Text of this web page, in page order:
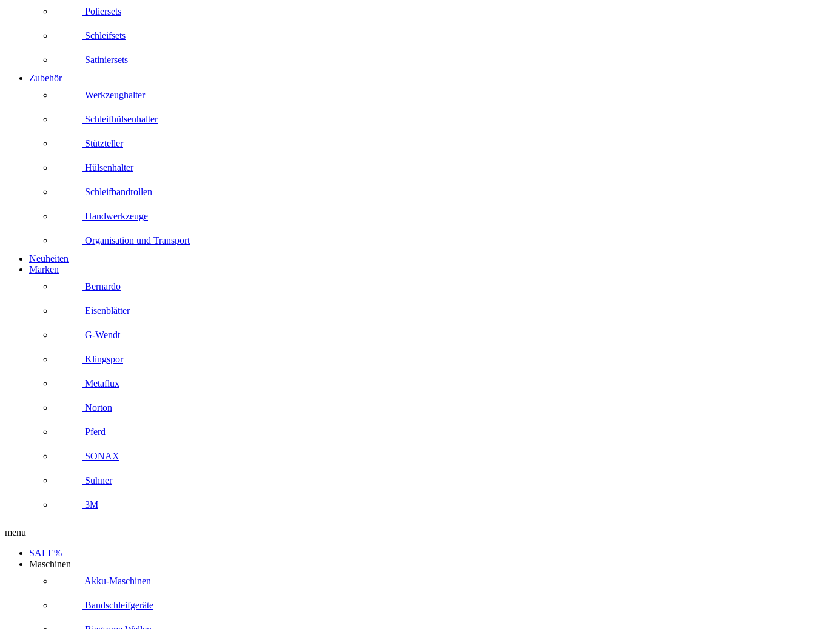
Poliersets
Schleifsets
Satiniersets
Zubehör
Werkzeughalter
Schleifhülsenhalter
Stützteller
Hülsenhalter
Schleifbandrollen
Handwerkzeuge
Organisation und Transport
Neuheiten
Marken
Bernardo
Eisenblätter
G-Wendt
Klingspor
Metaflux
Norton
Pferd
SONAX
Suhner
3M
menu
SALE%
Maschinen
Akku-Maschinen
Bandschleifgeräte